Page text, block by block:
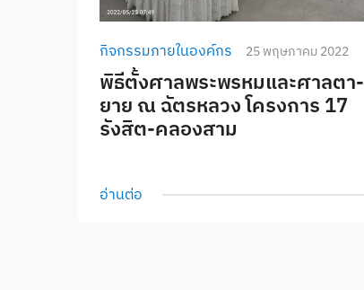
กิจกรรมภายในองค์กร 25 พฤษภาคม 2022
พิธีตั้งศาลพระพรหมและศาลตา-
ยาย ณ ฉัตรหลวง โครงการ 17
รังสิต-คลองสาม
อ่านต่อ